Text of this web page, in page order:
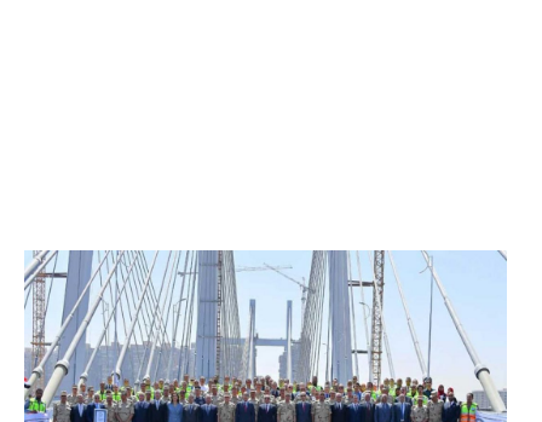
الرئيس عبد الفتاح السيسي يفتتح محور روض الفرج
وكوبري تحيا مصر